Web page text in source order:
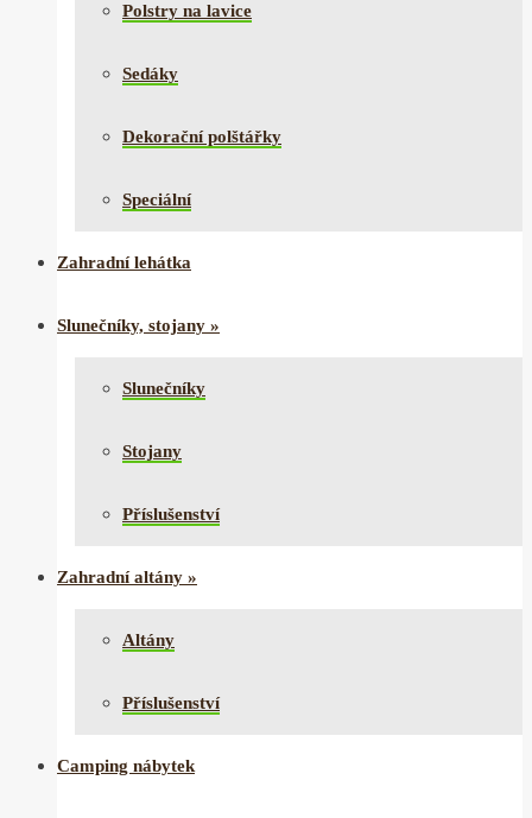
Polstry na lavice
Sedáky
Dekorační polštářky
Speciální
Zahradní lehátka
Slunečníky, stojany »
Slunečníky
Stojany
Příslušenství
Zahradní altány »
Altány
Příslušenství
Camping nábytek